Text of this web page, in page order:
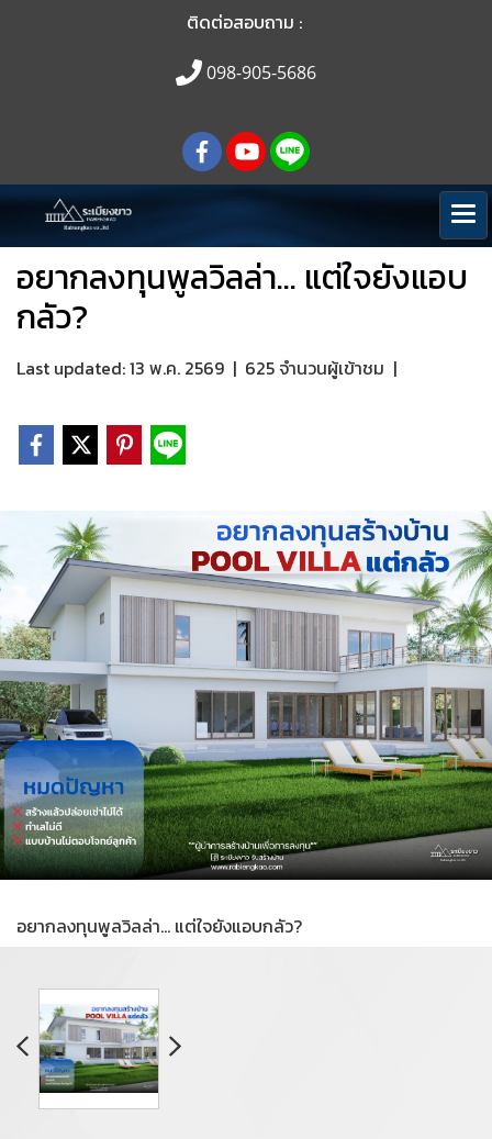
ติดต่อสอบถาม :
098-905-5686
อยากลงทุนพูลวิลล่า... แต่ใจยังแอบ
กลัว?
Last updated: 13 พ.ค. 2569 | 625 จำนวนผู้เข้าชม |
อยากลงทุนพูลวิลล่า... แต่ใจยังแอบกลัว?